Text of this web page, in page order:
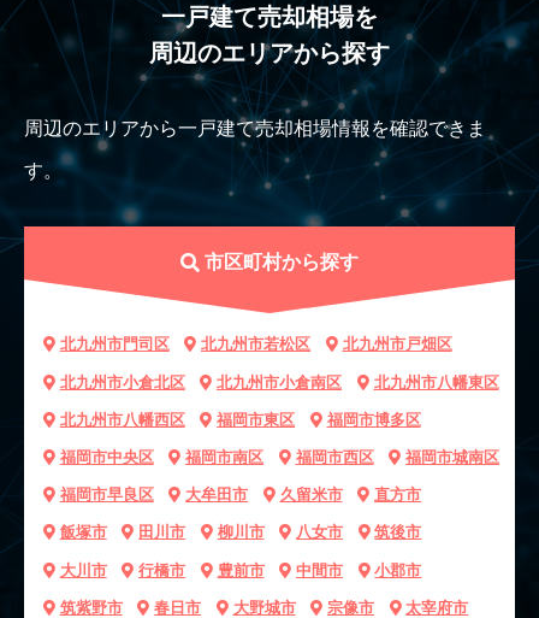
一戸建て売却相場を
周辺のエリアから探す
周辺のエリアから一戸建て売却相場情報を確認できま
す。
市区町村から探す
北九州市門司区 北九州市若松区 北九州市戸畑区
北九州市小倉北区 北九州市小倉南区 北九州市八幡東区
北九州市八幡西区 福岡市東区 福岡市博多区
福岡市中央区 福岡市南区 福岡市西区 福岡市城南区
福岡市早良区 大牟田市 久留米市 直方市
飯塚市 田川市 柳川市 八女市 筑後市
大川市 行橋市 豊前市 中間市 小郡市
筑紫野市 春日市 大野城市 宗像市 太宰府市